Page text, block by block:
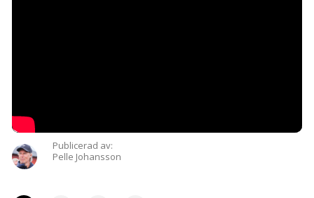
Publicerad av:
Pelle Johansson